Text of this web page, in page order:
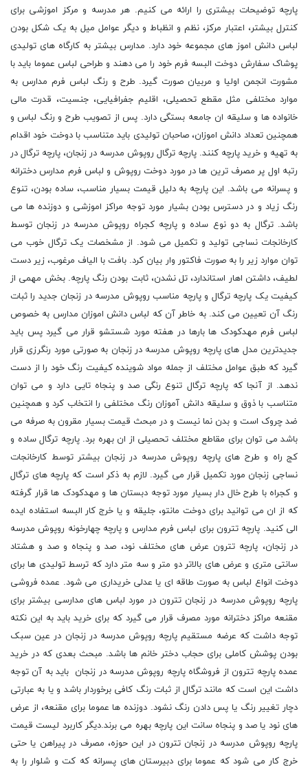
پارچه توضیحات بیشتری را ارائه می کنیم. هر مدرسه و مرکز اموزشى براى
کنترل بیشتر، اعتبار مرکز، نظم و انظباط و دیگر عوامل میل به یک شکل بودن
لباس دانش اموز هاى مجموعه خود دارد. مدارس بیشتر به کارگاه هاى تولیدى
پوشاک سفارش دوخت البسه فرم خود را مى دهند و طراحی لباس عموما باید با
مشورت انجمن اولیا و مربیان صورت گیرد. طرح و رنگ لباس فرم مدارس به
موارد مختلفی مثل مقطع تحصیلى، اقلیم جفرافیایی، جنسیت، قدرت مالى
خانواده ها و سلیقه ان جامعه بستگى دارد. پس از تصویب طرح و رنگ لباس و
همچنین تعداد دانش اموزان، صاحبان تولیدی باید متناسب با دوخت خود اقدام
به تهیه و خرید پارچه کنند. پارچه ترگال روپوش مدرسه در زنجان، پارچه ترگال در
رتبه اول پر مصرف ترین ها در مورد دوخت روپوش و لباس فرم مدارس دخترانه
و پسرانه می باشد. این پارچه به دلیل قیمت بسیار مناسب، ساده بودن، تنوع
رنگ زیاد و در دسترس بودن بشیار مورد توجه مراکز اموزشی و دوزنده ها می
باشد. ترگال به دو نوع ساده و پارچه کجراه روپوش مدرسه در زنجان توسط
کارخانجات نساجی تولید و تکمیل می شود. از مشخصات یک ترگال خوب می
توان موارد زیر را به صورت فاکتور وار بیان کرد. بافت با الیاف مرغوب، زیر دست
لطیف، داشتن اهار استاندارد، تل نشدن، ثابت بودن رنگ پارچه. بخش مهمی از
کیفیت یک پارچه ترگال و پارچه مناسب روپوش مدرسه در زنجان جدید را ثبات
رنگ آن تعیین می کند. به خاطر آن که لباس دانش اموزان مدارس به خصوص
لباس فرم مهدکودک ها بارها در هفته مورد شستشو قرار می گیرد پس باید
جدیدترین مدل های پارچه روپوش مدرسه در زنجان به صورتی مورد رنگرزی قرار
گیرد که طبق عوامل مختلف از جمله مواد شوینده کیفیت رنگ خود را از دست
ندهد. از آنجا که پارچه ترگال تنوع رنگی صد و پنجاه تایی دارد و می توان
متناسب با ذوق و سلیقه دانش آموزان رنگ مختلفی را انتخاب کرد و همچنین
ضد چروک است و بدن نما نیست و در مبحث قیمت بسیار مقرون به صرفه می
باشد می توان برای مقاطع مختلف تحصیلی از ان بهره برد. پارچه ترگال ساده و
کج راه و طرح های پارچه روپوش مدرسه در زنجان بیشتر توسط کارخانجات
نساجی زنجان مورد تکمیل قرار می گیرد. لازم به ذکر است که پارچه های ترگال
و کجراه با طرح خال دار بسیار مورد توجه دبستان ها و مهدکودک ها قرار گرفته
که از ان می توانید برای دوخت مانتو، جلیقه و یا خرج کار البسه استفاده ایده
الی کنید. پارچه تترون براى لباس فرم مدارس و پارچه چهارخونه روپوش مدرسه
در زنجان، پارچه تترون عرض های مختلف نود، صد و پنجاه و صد و هشتاد
سانتی متری و عرض های بالاتر دو متر و سه متر دارد که ترسط تولیدی ها برای
دوخت انواع لباس به صورت طاقه ای یا عدلی خریداری می شود. عمده فروشی
پارچه روپوش مدرسه در زنجان تترون در مورد لباس های مدارسی بیشتر برای
مقنعه مراکز دخترانه مورد مصرف قرار می گیرد که برای خرید باید به این نکته
توجه داشت که عرضه مستقیم پارچه روپوش مدرسه در زنجان در عین سبک
بودن پوشش کاملی برای حجاب دختر خانم ها باشد. مبحث بعدی که در خرید
عمده پارچه تترون از فروشگاه پارچه روپوش مدرسه در زنجان باید به آن توجه
داشت این است که مانند ترگال از ثبات رنگ کافی برخوردار باشد و یا به عبارتی
دچار تغییر رنگ یا پس دادن رنگ نشود. دوزنده ها عموما برای مقنعه، از عرض
های نود یا صد و پنجاه سانت این پارچه بهره می برند.دیگر کاربرد لیست قیمت
پارچه روپوش مدرسه در زنجان تترون در این حوزه، مصرف در پیراهن یا حتی
خرج کار می شود که عموما برای دبیرستان های پسرانه که کت و شلوار را به